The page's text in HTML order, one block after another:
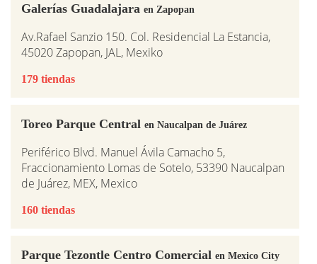
Galerías Guadalajara en Zapopan
Av.Rafael Sanzio 150. Col. Residencial La Estancia,
45020 Zapopan, JAL, Mexiko
179 tiendas
Toreo Parque Central en Naucalpan de Juárez
Periférico Blvd. Manuel Ávila Camacho 5,
Fraccionamiento Lomas de Sotelo, 53390 Naucalpan
de Juárez, MEX, Mexico
160 tiendas
Parque Tezontle Centro Comercial en Mexico City